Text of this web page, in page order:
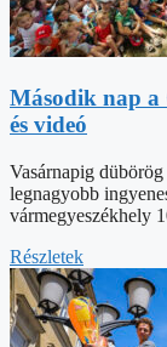
Második nap a
és videó
Vasárnapig
legnagyobb
vármegyeszékhely
Részletek